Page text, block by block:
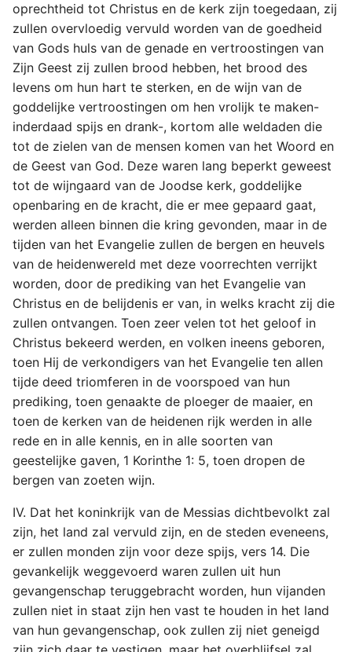
oprechtheid tot Christus en de kerk zijn toegedaan, zij
zullen overvloedig vervuld worden van de goedheid
van Gods huls van de genade en vertroostingen van
Zijn Geest zij zullen brood hebben, het brood des
levens om hun hart te sterken, en de wijn van de
goddelijke vertroostingen om hen vrolijk te maken-
inderdaad spijs en drank-, kortom alle weldaden die
tot de zielen van de mensen komen van het Woord en
de Geest van God. Deze waren lang beperkt geweest
tot de wijngaard van de Joodse kerk, goddelijke
openbaring en de kracht, die er mee gepaard gaat,
werden alleen binnen die kring gevonden, maar in de
tijden van het Evangelie zullen de bergen en heuvels
van de heidenwereld met deze voorrechten verrijkt
worden, door de prediking van het Evangelie van
Christus en de belijdenis er van, in welks kracht zij die
zullen ontvangen. Toen zeer velen tot het geloof in
Christus bekeerd werden, en volken ineens geboren,
toen Hij de verkondigers van het Evangelie ten allen
tijde deed triomferen in de voorspoed van hun
prediking, toen genaakte de ploeger de maaier, en
toen de kerken van de heidenen rijk werden in alle
rede en in alle kennis, en in alle soorten van
geestelijke gaven, 1 Korinthe 1: 5, toen dropen de
bergen van zoeten wijn.
IV. Dat het koninkrijk van de Messias dichtbevolkt zal
zijn, het land zal vervuld zijn, en de steden eveneens,
er zullen monden zijn voor deze spijs, vers 14. Die
gevankelijk weggevoerd waren zullen uit hun
gevangenschap teruggebracht worden, hun vijanden
zullen niet in staat zijn hen vast te houden in het land
van hun gevangenschap, ook zullen zij niet geneigd